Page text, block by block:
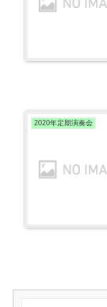
2020年定期演奏会